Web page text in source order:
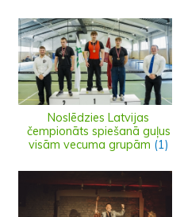
Noslēdzies Latvijas
čempionāts spiešanā guļus
visām vecuma grupām (1)